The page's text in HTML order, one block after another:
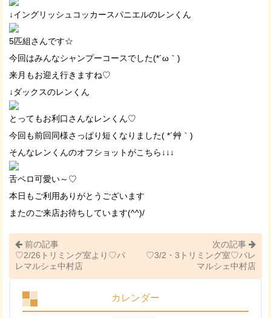
↓イングリッシュコッカースパニエルのレンくん
5匹組さんです☆
今回はみんなシャンプーコースでした(*´ω｀)
来月もお迎え行きますね♡
↓ダックスのレンくん
とってもお利口さんなレンくん♡
今回も前回同様さっぱり短くなりました( *´艸｀)
そんなレンくんのオフショットがこちら↓↓↓
舌ペロ可愛い～♡
本日もご利用ありがとうございます
またのご来店お待ちしています(^^)/
前の記事
♡2/26トリミング室より♡パ
レマルシェ中村店
次の記事
♡3/2・3トリミング室♡パレ
マルシェ中村店
カレンダー